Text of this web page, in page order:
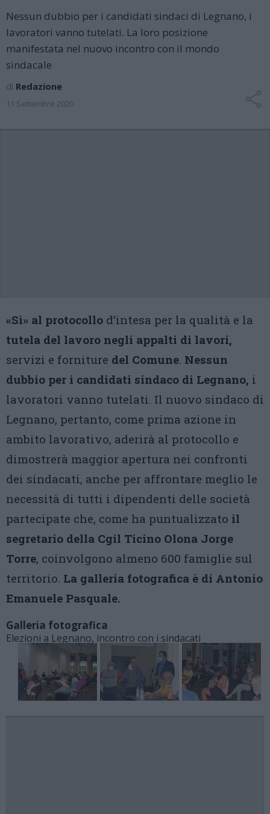
Nessun dubbio per i candidati sindaci di Legnano, i
lavoratori vanno tutelati. La loro posizione
manifestata nel nuovo incontro con il mondo
sindacale
di Redazione
11 Settembre 2020
«Sì» al protocollo d’intesa per la qualità e la
tutela del lavoro negli appalti di lavori,
servizi e forniture del Comune. Nessun
dubbio per i candidati sindaco di Legnano, i
lavoratori vanno tutelati. Il nuovo sindaco di
Legnano, pertanto, come prima azione in
ambito lavorativo, aderirà al protocollo e
dimostrerà maggior apertura nei confronti
dei sindacati, anche per affrontare meglio le
necessità di tutti i dipendenti delle società
partecipate che, come ha puntualizzato il
segretario della Cgil Ticino Olona Jorge
Torre, coinvolgono almeno 600 famiglie sul
territorio. La galleria fotografica è di Antonio
Emanuele Pasquale.
Galleria fotografica
Elezioni a Legnano, incontro con i sindacati